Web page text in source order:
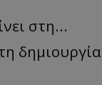
στη...
δημιουργία